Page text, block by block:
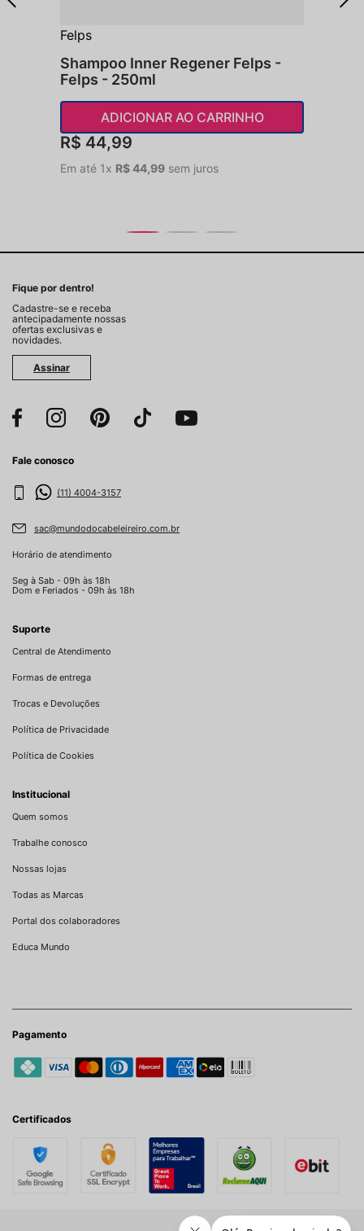
Felps
Shampoo Inner Regener Felps -
Felps - 250ml
ADICIONAR AO CARRINHO
R$ 44,99
Em até 1x R$44,99 sem juros
Fique por dentro!
Cadastre-se e receba
antecipadamente nossas
ofertas exclusivas e
novidades.
Assinar
Fale conosco
(11) 4004-3157
sac@mundodocabeleireiro.com.br
Horário de atendimento
Seg à Sab - 09h às 18h
Dom e Feriados - 09h às 18h
Suporte
Central de Atendimento
Formas de entrega
Trocas e Devoluções
Política de Privacidade
Política de Cookies
Institucional
Quem somos
Trabalhe conosco
Nossas lojas
Todas as Marcas
Portal dos colaboradores
Educa Mundo
Pagamento
Certificados